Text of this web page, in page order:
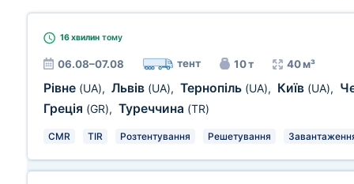
16 хвилин тому
06.08–07.08 тент 10 т 40 м³
Рівне (UA), Львів (UA), Тернопіль (UA), Київ (UA),
Греція (GR), Туреччина (TR)
CMR TIR Розтентування Решетування